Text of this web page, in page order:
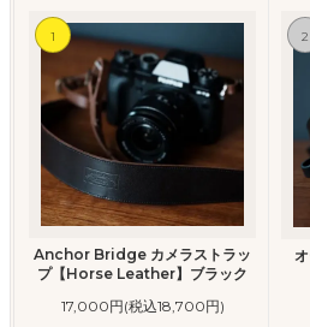
1
Anchor Bridge カメラストラッ
プ【Horse Leather】ブラック
17,000円(税込18,700円)
2